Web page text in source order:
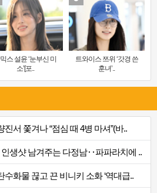
스 설윤 ‘눈부신 미
소’[포..
트와이스 쯔위 ‘갓경 쓴
훈녀’..
서 쫓겨나 “점심 때 4병 마셔”(바..
생샷 남겨주는 다정남‥파파라치에 ..
화물 끊고 끈 비니키 소화 ‘역대급..